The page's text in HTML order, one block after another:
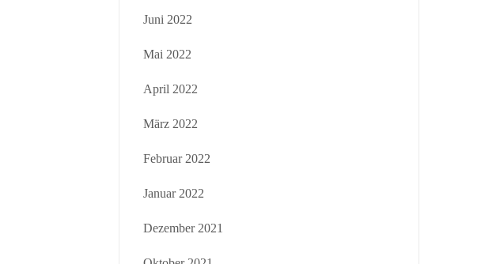
Juni 2022
Mai 2022
April 2022
März 2022
Februar 2022
Januar 2022
Dezember 2021